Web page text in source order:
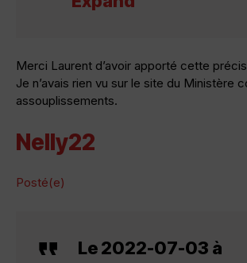
Merci Laurent d’avoir apporté cette
Je n’avais rien vu sur le site du Ministère
assouplissements.
Nelly22
Posté(e)
Le 2022-07-03 à